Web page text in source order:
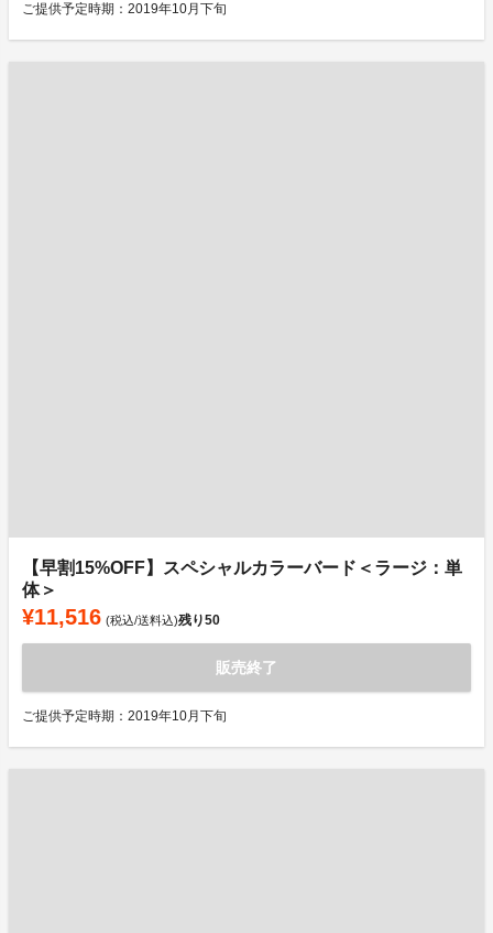
ご提供予定時期：2019年10月下旬
【早割15%OFF】スペシャルカラーバード＜ラージ：単
体＞
¥11,516 (税込/送料込)残り50
販売終了
ご提供予定時期：2019年10月下旬